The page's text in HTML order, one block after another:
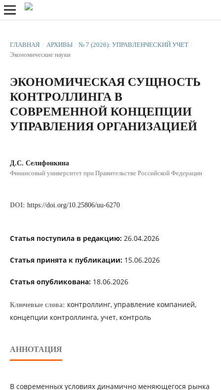
ГЛАВНАЯ / АРХИВЫ / № 7 (2026): УПРАВЛЕНЧЕСКИЙ УЧЕТ /
Экономические науки
ЭКОНОМИЧЕСКАЯ СУЩНОСТЬ
КОНТРОЛЛИНГА В
СОВРЕМЕННОЙ КОНЦЕПЦИИ
УПРАВЛЕНИЯ ОРГАНИЗАЦИЕЙ
Д.С. Селифонкина
Финансовый университет при Правительстве Российской Федерации
DOI: https://doi.org/10.25806/uu-6270
Статья поступила в редакцию:26.04.2026
Статья принята к публикации:15.06.2026
Статья опубликована:18.06.2026
Ключевые слова: контроллинг, управление компанией,
концепции контроллинга, учет, контроль
АННОТАЦИЯ
В современных условиях динамично меняющегося рынка